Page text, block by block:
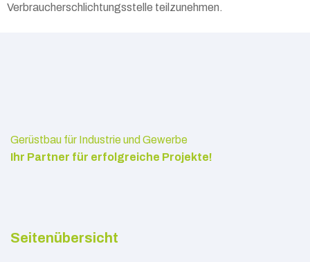
Verbraucherschlichtungsstelle teilzunehmen.
Gerüstbau für Industrie und Gewerbe
Ihr Partner für erfolgreiche Projekte!
Seitenübersicht